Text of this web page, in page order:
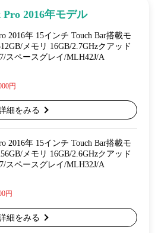
Pro 2016年モデル
2016年 15インチ Touch Bar搭載モ
メモリ 16GB/2.7GHzクアッド
スペースグレイ/MLH42J/A
円
細をみる
2016年 15インチ Touch Bar搭載モ
メモリ 16GB/2.6GHzクアッド
スペースグレイ/MLH32J/A
円
細をみる